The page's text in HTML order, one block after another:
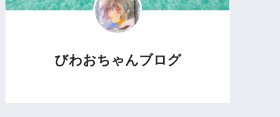
びわおちゃんブログ